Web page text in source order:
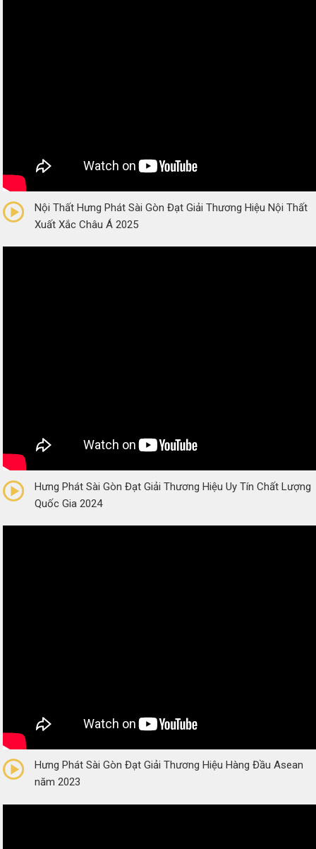
(0 Reviews)
Nội Thất Hưng Phát Sài Gòn Đạt Giải Thương Hiệu Nội Thất
Xuất Xắc Châu Á 2025
(0 Reviews)
Hưng Phát Sài Gòn Đạt Giải Thương Hiệu Uy Tín Chất Lượng
Quốc Gia 2024
(0 Reviews)
Hưng Phát Sài Gòn Đạt Giải Thương Hiệu Hàng Đầu Asean
năm 2023